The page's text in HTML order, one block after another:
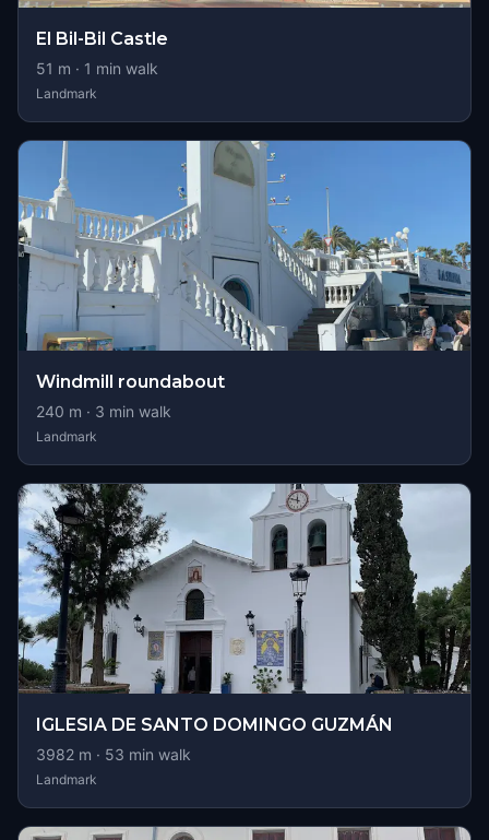
El Bil-Bil Castle
51 m · 1 min walk
Landmark
Windmill roundabout
240 m · 3 min walk
Landmark
IGLESIA DE SANTO DOMINGO GUZMÁN
3982 m · 53 min walk
Landmark